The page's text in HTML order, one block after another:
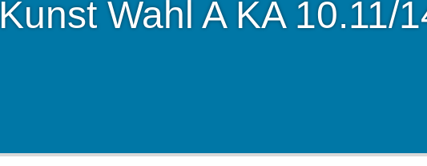
Kunst Wahl A KA 10.11/